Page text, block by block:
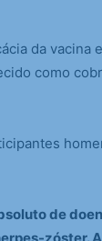
da vacina
como
de